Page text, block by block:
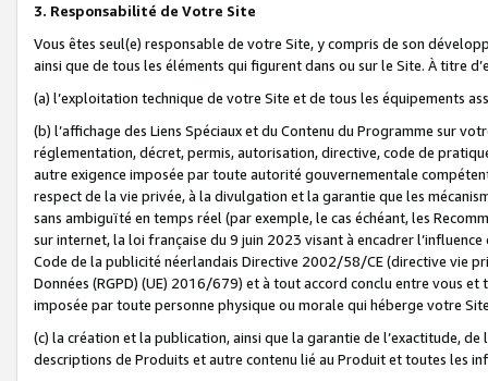
3. Responsabilité de Votre Site
Vous êtes seul(e) responsable de votre Site, y compris de son
ainsi que de tous les éléments qui figurent dans ou sur le Site. À titre
(a) l’exploitation technique de votre Site et de tous les équipements
(b) l’affichage des Liens Spéciaux et du Contenu du Programme sur
réglementation, décret, permis, autorisation, directive, code de
autre exigence imposée par toute autorité gouvernementale
respect de la vie privée, à la divulgation et la garantie que les
sans ambiguïté en temps réel (par exemple, le cas échéant, les
sur internet, la loi française du 9 juin 2023 visant à encadrer
Code de la publicité néerlandais Directive 2002/58/CE (directive vie
Données (RGPD) (UE) 2016/679) et à tout accord conclu entre vous
imposée par toute personne physique ou morale qui héberge votre
(c) la création et la publication, ainsi que la garantie de l’exactitude,
descriptions de Produits et autre contenu lié au Produit et toutes les